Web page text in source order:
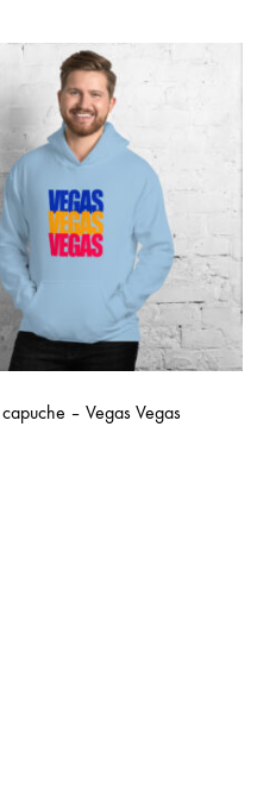
– Vegas Vegas